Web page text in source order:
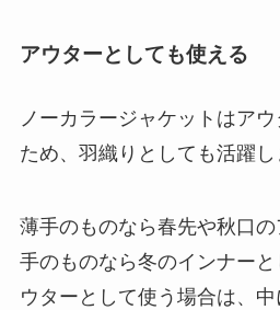
アウターとしても使える
ノーカラージャケットはア
ため、羽織りとしても活躍し
薄手のものなら春先や秋口
手のものなら冬のインナー
ウターとして使う場合は、